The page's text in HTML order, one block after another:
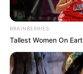
BRAINBERRIES
Tallest Women On